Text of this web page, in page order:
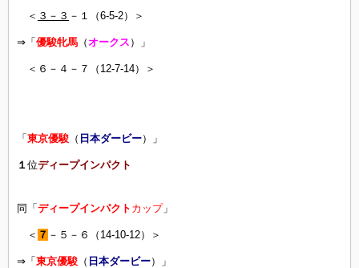
＜ ３－３ －１（6-5-2）＞
⇒「 優駿牝馬 （オークス ）」
＜６－４－７（12-7-14）＞
「 東京優駿 （ 日本ダービー）」
１ 位ディープインパクト
同「 ディープインパクト カップ」
＜ ７ －５－６（14-10-12）＞
⇒「 東京優駿 （ 日本ダービー）」